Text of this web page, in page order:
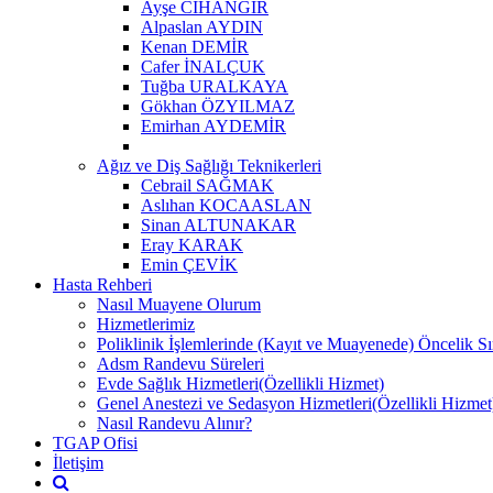
Ayşe CİHANGİR
Alpaslan AYDIN
Kenan DEMİR
Cafer İNALÇUK
Tuğba URALKAYA
Gökhan ÖZYILMAZ
Emirhan AYDEMİR
Ağız ve Diş Sağlığı Teknikerleri
Cebrail SAĞMAK
Aslıhan KOCAASLAN
Sinan ALTUNAKAR
Eray KARAK
Emin ÇEVİK
Hasta Rehberi
Nasıl Muayene Olurum
Hizmetlerimiz
Poliklinik İşlemlerinde (Kayıt ve Muayenede) Öncelik
Adsm Randevu Süreleri
Evde Sağlık Hizmetleri(Özellikli Hizmet)
Genel Anestezi ve Sedasyon Hizmetleri(Özellikli
Nasıl Randevu Alınır?
TGAP Ofisi
İletişim